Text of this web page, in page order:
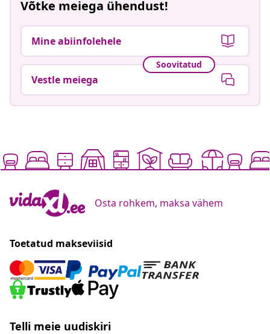
Võtke meiega ühendust!
Mine abiinfolehele
Soovitatud
Vestle meiega
Osta rohkem, maksa vähem
Toetatud makseviisid
Telli meie uudiskiri